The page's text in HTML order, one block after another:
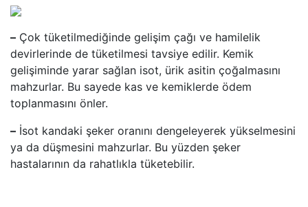
– Çok tüketilmediğinde gelişim çağı ve hamilelik
devirlerinde de tüketilmesi tavsiye edilir. Kemik
gelişiminde yarar sağlan isot, ürik asitin çoğalmasını
mahzurlar. Bu sayede kas ve kemiklerde ödem
toplanmasını önler.
– İsot kandaki şeker oranını dengeleyerek yükselmesini
ya da düşmesini mahzurlar. Bu yüzden şeker
hastalarının da rahatlıkla tüketebilir.